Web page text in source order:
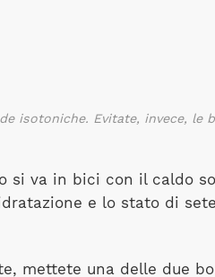
isotoniche. Evitate, invece, le
si va in bici con il caldo
e lo stato di
mettete una delle due